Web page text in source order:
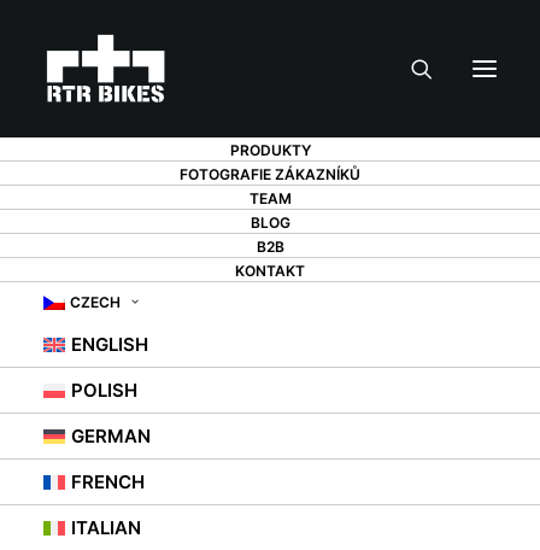
PRODUKTY
FOTOGRAFIE ZÁKAZNÍKŮ
TEAM
BLOG
B2B
KONTAKT
CZECH
ENGLISH
POLISH
GERMAN
FRENCH
ITALIAN
JAK SE STARÁTE O
SVÉ ELEKTROKOLO?
28. 2. 2022 | INRADY